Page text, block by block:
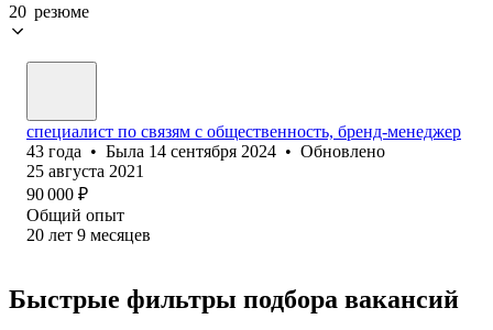
20 резюме
специалист по связям с общественность, бренд-менеджер
43 года • Была 14 сентября 2024 • Обновлено
25 августа 2021
90 000 ₽
Общий опыт
20 лет 9 месяцев
Быстрые фильтры подбора вакансий